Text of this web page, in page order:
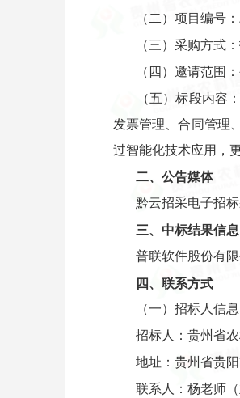
（二）项目编号
（三）采购方式
（四）邀请范围
（五）标段内容
发票管理、合同管理
过智能化技术应用，
二、公告媒体
黔云招采电子招
三、中标结果信
普联软件股份有
四、联系方式
（一）招标人信息
招标人：贵州省
地址：贵州省贵
联系人：杨老师（